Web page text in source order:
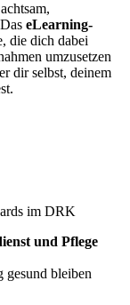
eLearning-
die dich dabei
umzusetzen
dir selbst, deinem
im DRK
und Pflege
gesund bleiben